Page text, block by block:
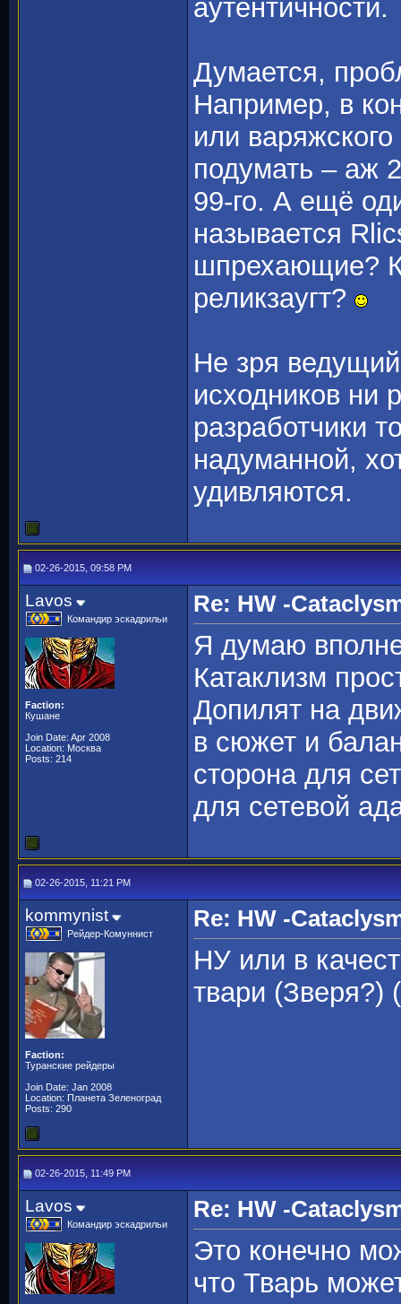
аутентичности.
Думается,
Например, в
или
подумать – аж
99-го. А ещё
называется
шпрехающие?
реликзаугт?
Не зря
исходников ни
разработчики
надуманной,
удивляются.
02-26-2015, 09:58 PM
Lavos
Командир эскадрильи
Faction:
Кушане
Join Date: Apr 2008
Location: Москва
Posts: 214
Re: HW -
Я думаю
Катаклизм
Допилят на
в сюжет и
сторона для
для сетевой
02-26-2015, 11:21 PM
kommynist
Рейдер-Комуннист
Faction:
Туранские рейдеры
Join Date: Jan 2008
Location: Планета Зеленоград
Posts: 290
Re: HW -
НУ или в
твари (Зверя?)
02-26-2015, 11:49 PM
Lavos
Командир эскадрильи
Re: HW -
Это конечно
что Тварь